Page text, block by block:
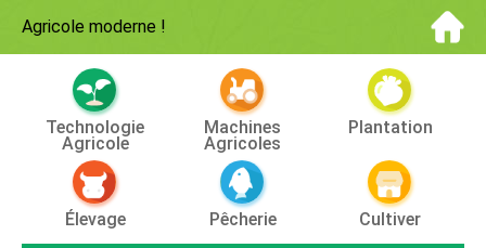
Agricole moderne !
Technologie
Agricole
Machines
Agricoles
Plantation
Élevage Pêcherie
Cultiver